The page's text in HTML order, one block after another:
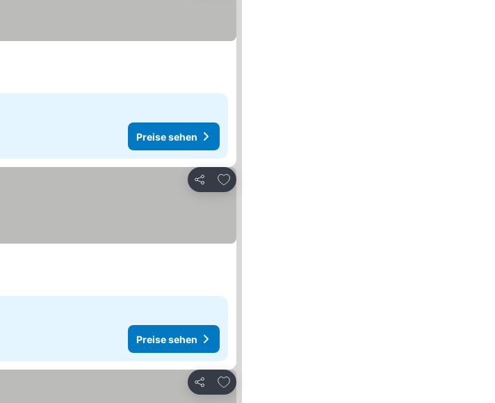
Preise sehen
Teilen
Zu Favoriten hinzufügen
Preise sehen
Teilen
Zu Favoriten hinzufügen